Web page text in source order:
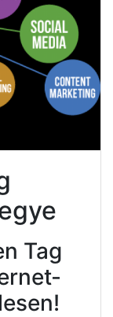
Tag